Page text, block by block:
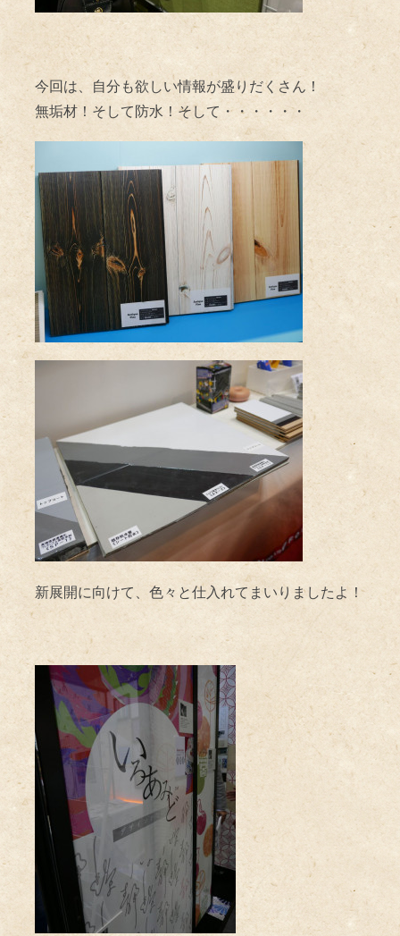
今回は、自分も欲しい情報が盛りだくさん！
無垢材！そして防水！そして・・・・・・
新展開に向けて、色々と仕入れてまいりましたよ！